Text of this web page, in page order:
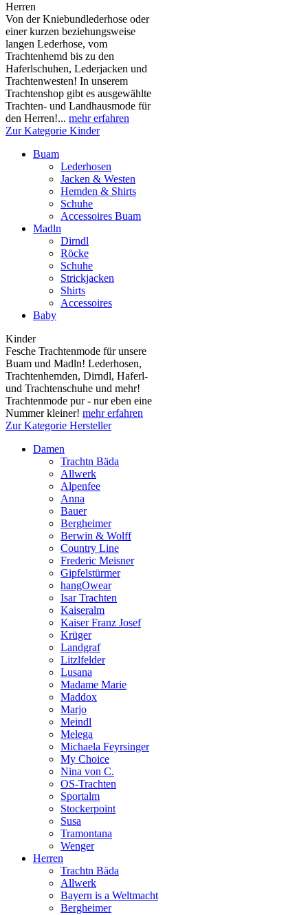
Herren
Von der Kniebundlederhose oder
einer kurzen beziehungsweise
langen Lederhose, vom
Trachtenhemd bis zu den
Haferlschuhen, Lederjacken und
Trachtenwesten! In unserem
Trachtenshop gibt es ausgewählte
Trachten- und Landhausmode für
den Herren!... mehr erfahren
Zur Kategorie Kinder
Buam
Lederhosen
Jacken & Westen
Hemden & Shirts
Schuhe
Accessoires Buam
Madln
Dirndl
Röcke
Schuhe
Strickjacken
Shirts
Accessoires
Baby
Kinder
Fesche Trachtenmode für unsere
Buam und Madln! Lederhosen,
Trachtenhemden, Dirndl, Haferl-
und Trachtenschuhe und mehr!
Trachtenmode pur - nur eben eine
Nummer kleiner! mehr erfahren
Zur Kategorie Hersteller
Damen
Trachtn Bäda
Allwerk
Alpenfee
Anna
Bauer
Bergheimer
Berwin & Wolff
Country Line
Frederic Meisner
Gipfelstürmer
hangOwear
Isar Trachten
Kaiseralm
Kaiser Franz Josef
Krüger
Landgraf
Litzlfelder
Lusana
Madame Marie
Maddox
Marjo
Meindl
Melega
Michaela Feyrsinger
My Choice
Nina von C.
OS-Trachten
Sportalm
Stockerpoint
Susa
Tramontana
Wenger
Herren
Trachtn Bäda
Allwerk
Bayern is a Weltmacht
Bergheimer